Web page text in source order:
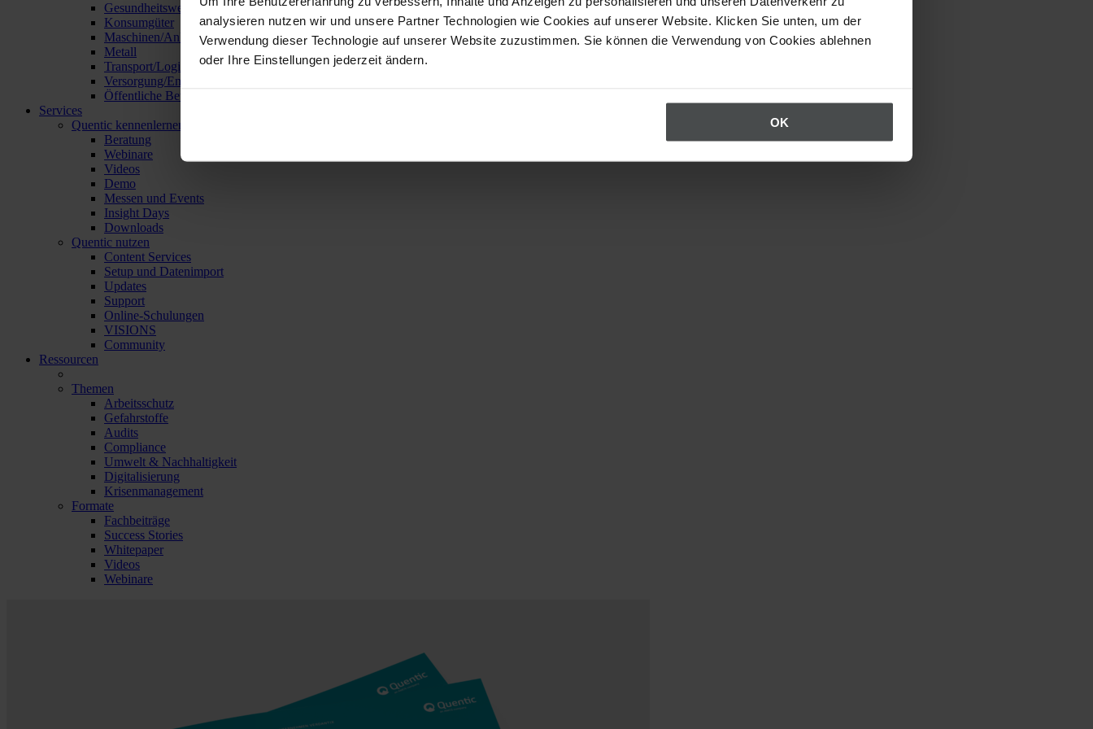
analysieren nutzen wir und unsere Partner Technologien wie Cookies auf unserer Website. Klicken Sie unten, um der
Verwendung dieser Technologie auf unserer Website zuzustimmen. Sie können die Verwendung von Cookies ablehnen
oder Ihre Einstellungen jederzeit ändern.
OK
Gesundheitswesen
Konsumgüter
Maschinen/Anlagen/Geräte
Metall
Transport/Logistik
Versorgung/Entsorgung
Öffentliche Betriebe
Services
Quentic kennenlernen
Beratung
Webinare
Videos
Demo
Messen und Events
Insight Days
Downloads
Quentic nutzen
Content Services
Setup und Datenimport
Updates
Support
Online-Schulungen
VISIONS
Community
Ressourcen
Themen
Arbeitsschutz
Gefahrstoffe
Audits
Compliance
Umwelt & Nachhaltigkeit
Digitalisierung
Krisenmanagement
Formate
Fachbeiträge
Success Stories
Whitepaper
Videos
Webinare